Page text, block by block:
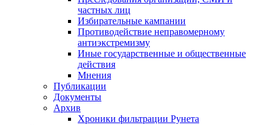
частных лиц
Избирательные кампании
Противодействие неправомерному
антиэкстремизму
Иные государственные и общественные
действия
Мнения
Публикации
Документы
Архив
Хроники фильтрации Рунета